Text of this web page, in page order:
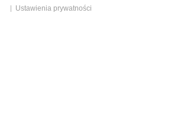
Ustawienia prywatności